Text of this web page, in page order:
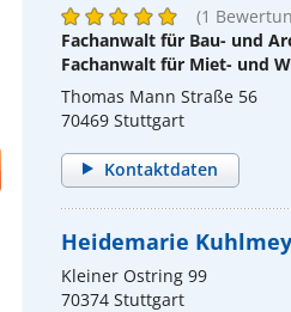
(1
Fachanwalt für Bau- und
Fachanwalt für Miet- und
Thomas Mann Straße 56
70469 Stuttgart
Kontaktdaten
Heidemarie Kuhlmey
Kleiner Ostring 99
70374 Stuttgart